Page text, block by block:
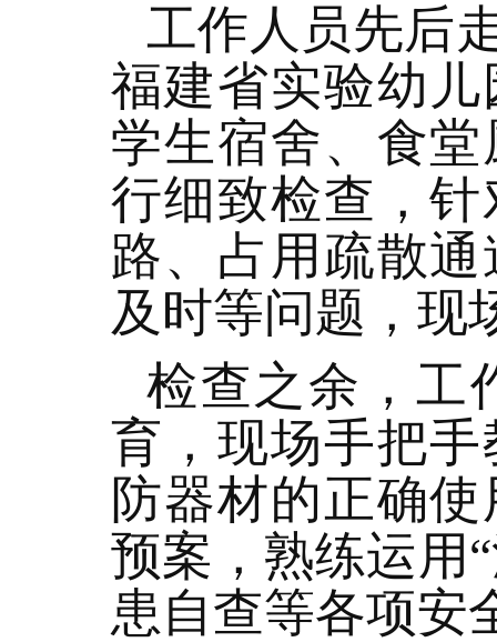
工作人员先后
福建省实验幼
学生宿舍、食
行细致检查，
路、占用疏散
及时等问题，现
检查之余，工
育，现场手把
防器材的正确
预案，熟练运用
患自查等各项安